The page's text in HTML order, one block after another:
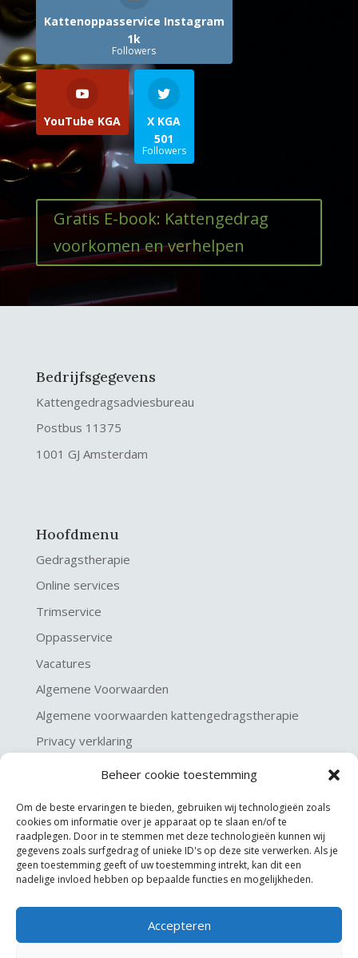
Beheer cookie toestemming
Om de beste ervaringen te bieden, gebruiken wij technologieën zoals
cookies om informatie over je apparaat op te slaan en/of te
raadplegen. Door in te stemmen met deze technologieën kunnen wij
gegevens zoals surfgedrag of unieke ID's op deze site verwerken. Als je
geen toestemming geeft of uw toestemming intrekt, kan dit een
nadelige invloed hebben op bepaalde functies en mogelijkheden.
Accepteren
Kattenoppasservice Instagram
1k
Followers
YouTube KGA
X KGA
501
Followers
Gratis E-book: Kattengedrag
voorkomen en verhelpen
Bedrijfsgegevens
Kattengedragsadviesbureau
Postbus 11375
1001 GJ Amsterdam
Hoofdmenu
Gedragstherapie
Online services
Trimservice
Oppasservice
Vacatures
Algemene Voorwaarden
Algemene voorwaarden kattengedragstherapie
Privacy verklaring
Disclaimer & Copyright
©KGA Kattengedragsadviesbureau